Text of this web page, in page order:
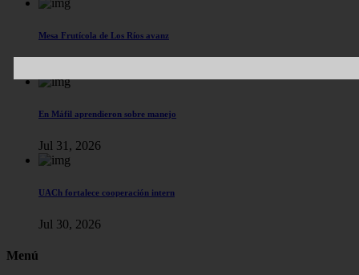
Mesa Frutícola de Los Ríos avanz
En Máfil aprendieron sobre manejo
Jul 31, 2026
UACh fortalece cooperación intern
Jul 30, 2026
Menú